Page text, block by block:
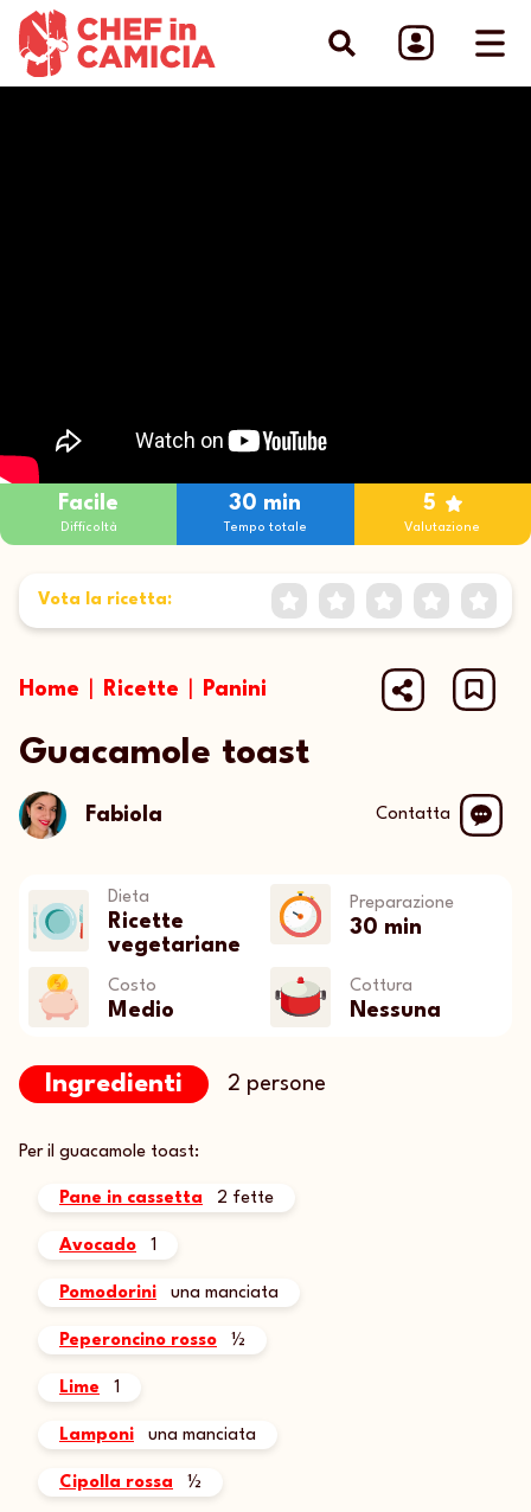
Facile
Difficoltà
30 min
Tempo totale
5
Valutazione
Vota la ricetta:
1 Star
2 Stars
3 Stars
4 Stars
5
Home Ricette Panini
Guacamole toast
Fabiola Contatta
Dieta
Ricette
vegetariane
Preparazione
30 min
Costo
Medio
Cottura
Nessuna
Ingredienti 2 persone
Per il guacamole toast:
Pane in cassetta 2 fette
Avocado 1
Pomodorini una manciata
Peperoncino rosso ½
Lime 1
Lamponi una manciata
Cipolla rossa ½